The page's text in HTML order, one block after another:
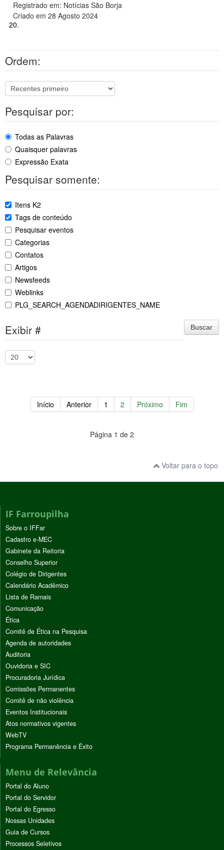
Registrado em: Notícias São Borja
Criado em 28 Agosto 2024
20.
Ordem:
Pesquisar por:
Todas as Palavras
Quaisquer palavras
Expressão Exata
Pesquisar somente:
Itens K2
Tags de conteúdo
Pesquisar eventos
Categorias
Contatos
Artigos
Newsfeeds
Weblinks
PLG_SEARCH_AGENDADIRIGENTES_NAME
Buscar
Exibir #
Início Anterior 1 2 Próximo Fim
Página 1 de 2
Voltar para o topo
IF Farroupilha
Sobre o IFFar
Cadastro e-MEC
Gabinete da Reitoria
Conselho Superior
Colégio de Dirigentes
Calendário Acadêmico
Lista de Ramais
Comunicação
Ética
Comitê de Ética na Pesquisa
Agenda de autoridades
Auditoria
Ouvidoria e SIC
Procuradoria Jurídica
Comissões Permanentes
Comitê de não violência
Eventos Institucionais
Atos normativos vigentes
WebTV
Programa Permanência e Êxito
Menu de Relevância
Portal do Aluno
Portal do Servidor
Portal do Egresso
Nossas Unidades
Guia de Cursos
Processos Seletivos